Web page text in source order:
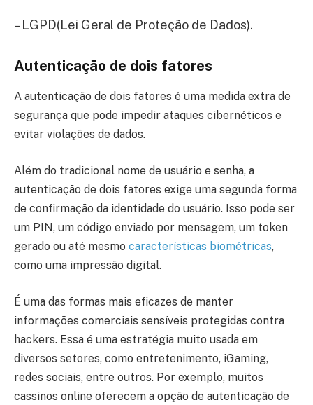
– LGPD(Lei Geral de Proteção de Dados).
Autenticação de dois fatores
A autenticação de dois fatores é uma medida extra de
segurança que pode impedir ataques cibernéticos e
evitar violações de dados.
Além do tradicional nome de usuário e senha, a
autenticação de dois fatores exige uma segunda forma
de confirmação da identidade do usuário. Isso pode ser
um PIN, um código enviado por mensagem, um token
gerado ou até mesmo características biométricas,
como uma impressão digital.
É uma das formas mais eficazes de manter
informações comerciais sensíveis protegidas contra
hackers. Essa é uma estratégia muito usada em
diversos setores, como entretenimento, iGaming,
redes sociais, entre outros. Por exemplo, muitos
cassinos online oferecem a opção de autenticação de